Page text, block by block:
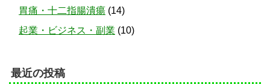
胃痛・十二指腸潰瘍 (14)
起業・ビジネス・副業 (10)
最近の投稿